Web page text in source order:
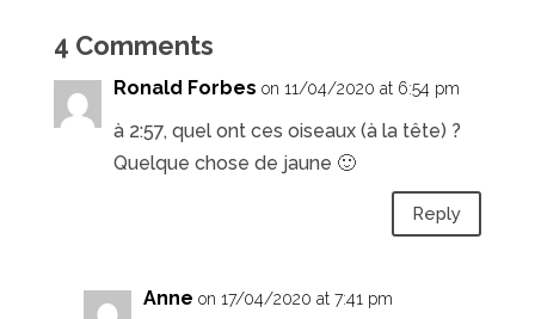
4 Comments
Ronald Forbes on 11/04/2020 at 6:54 pm
à 2:57, quel ont ces oiseaux (à la tête) ?
Quelque chose de jaune 🙂
Reply
Anne on 17/04/2020 at 7:41 pm